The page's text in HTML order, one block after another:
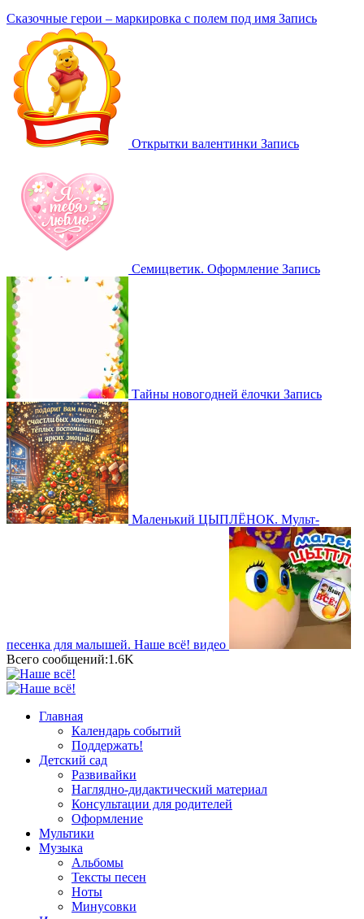
Сказочные герои – маркировка с полем под имя Запись
Открытки валентинки Запись
Семицветик. Оформление Запись
Тайны новогодней ёлочки Запись
Маленький ЦЫПЛЁНОК. Мульт-
песенка для малышей. Наше всё! видео
Всего сообщений:1.6K
Главная
Календарь событий
Поддержать!
Детский сад
Развивайки
Наглядно-дидактический материал
Консультации для родителей
Оформление
Мультики
Музыка
Альбомы
Тексты песен
Ноты
Минусовки